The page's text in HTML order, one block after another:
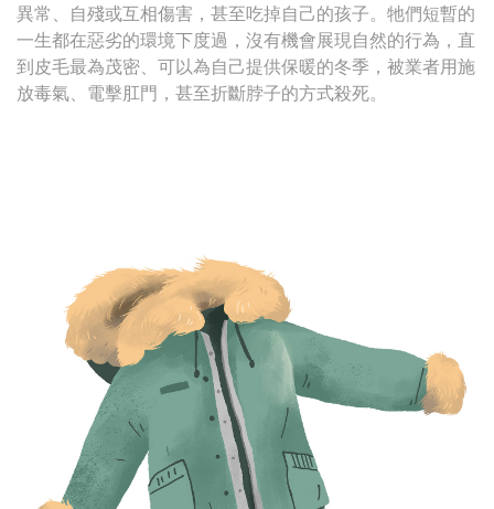
異常、自殘或互相傷害，甚至吃掉自己的孩子。牠們短暫的
一生都在惡劣的環境下度過，沒有機會展現自然的行為，直
到皮毛最為茂密、可以為自己提供保暖的冬季，被業者用施
放毒氣、電擊肛門，甚至折斷脖子的方式殺死。